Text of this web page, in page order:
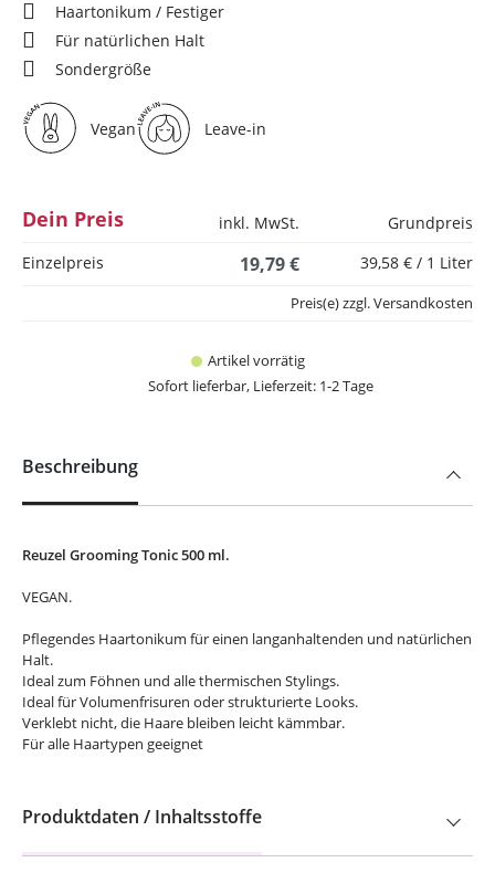
Haartonikum / Festiger
Für natürlichen Halt
Sondergröße
Vegan Leave-in
Dein Preis inkl. MwSt.
Grundpreis
Einzelpreis
19,79 € 39,58 € / 1 Liter
Artikel vorrätig
Sofort lieferbar, Lieferzeit: 1-2 Tage
Preis(e) zzgl. Versandkosten
Beschreibung
Reuzel Grooming Tonic 500 ml.
VEGAN.
Pflegendes Haartonikum für einen langanhaltenden und natürlichen
Halt.
Ideal zum Föhnen und alle thermischen Stylings.
Ideal für Volumenfrisuren oder strukturierte Looks.
Verklebt nicht, die Haare bleiben leicht kämmbar.
Für alle Haartypen geeignet
Produktdaten / Inhaltsstoffe